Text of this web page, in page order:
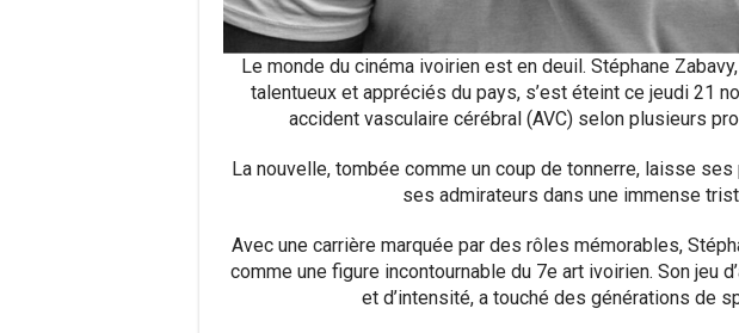
Le monde du cinéma ivoirien est en deuil. Stéphane
talentueux et appréciés du pays, s’est éteint ce jeudi 21
accident vasculaire cérébral (AVC) selon plusieurs
La nouvelle, tombée comme un coup de tonnerre, laisse
ses admirateurs dans une immense
Avec une carrière marquée par des rôles mémorables,
comme une figure incontournable du 7e art ivoirien. Son jeu
et d’intensité, a touché des générations de